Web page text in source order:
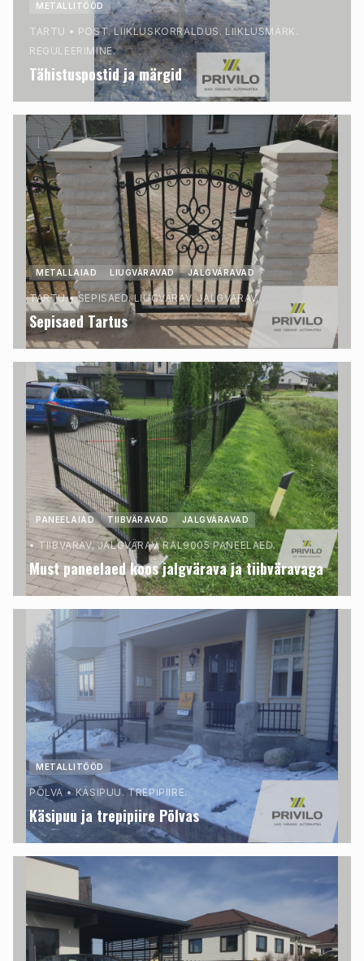
METALLITÖÖD
TARTU • POST. LIIKLUSKORRALDUS. LIIKLUSMÄRK.
REGULEERIMINE.
Tähistuspostid ja märgid
METALLAIAD LIUGVÄRAVAD JALGVÄRAVAD
TARTU•SEPISAED. LIUGVÄRAV. JALGVÄRAV.
Sepisaed Tartus
PANEELAIAD TIIBVÄRAVAD JALGVÄRAVAD
•TIIBVÄRAV, JALGVÄRAV. RAL9005 PANEELAED.
Must paneelaed koos jalgvärava ja tiibväravaga
METALLITÖÖD
PÕLVA•KÄSIPUU. TREPIPIIRE.
Käsipuu ja trepipiire Põlvas